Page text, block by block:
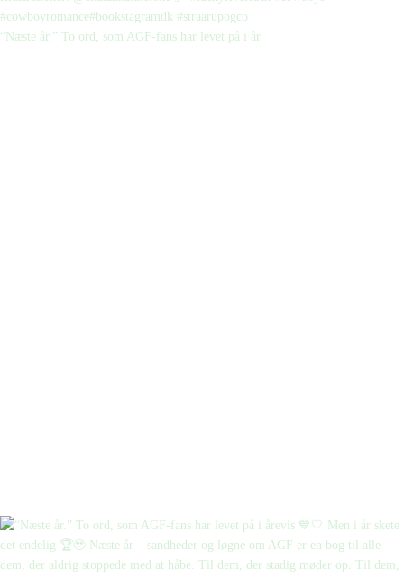
“Næste år.” To ord, som AGF-fans har levet på i år